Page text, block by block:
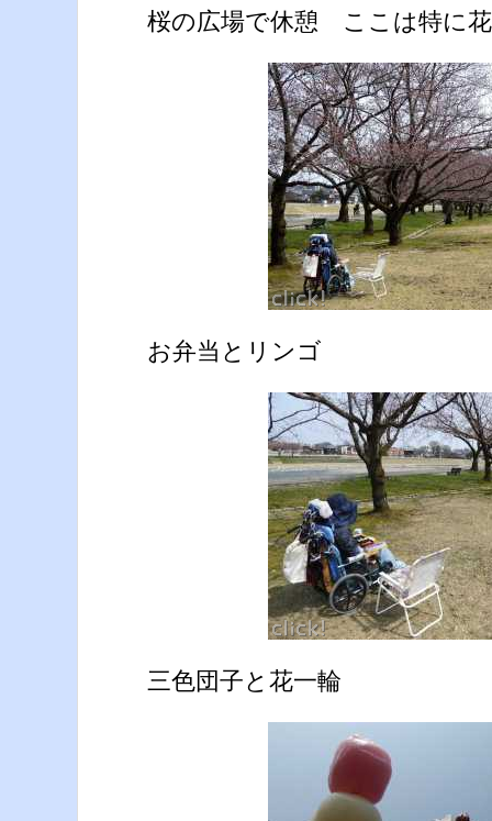
桜の広場で休憩 ここは特に
お弁当とリンゴ
三色団子と花一輪